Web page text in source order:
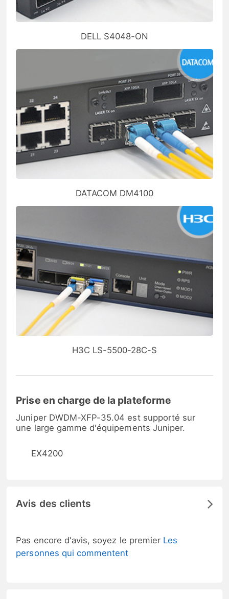
DELL S4048-ON
DATACOM DM4100
H3C LS-5500-28C-S
Prise en charge de la plateforme
Juniper DWDM-XFP-35.04 est supporté sur
une large gamme d'équipements Juniper.
EX4200
Avis des clients
Pas encore d'avis, soyez le premier Les
personnes qui commentent